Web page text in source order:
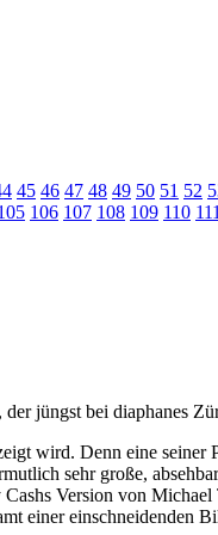
45 46 47 48 49 50 51 52
106 107 108 109 110 111
der jüngst bei diaphanes
wird. Denn eine seiner
sehr große,
Version von
einer einschneidenden